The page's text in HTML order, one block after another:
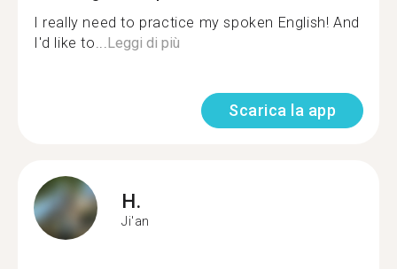
I really need to practice my spoken English! And
I'd like to... Leggi di più
Scarica la app
H.
Ji'an